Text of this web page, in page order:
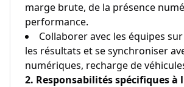
marge brute, de la présence
performance.
Collaborer avec les équipes
les résultats et se synchroniser
numériques, recharge de
2. Responsabilités spécifiques à